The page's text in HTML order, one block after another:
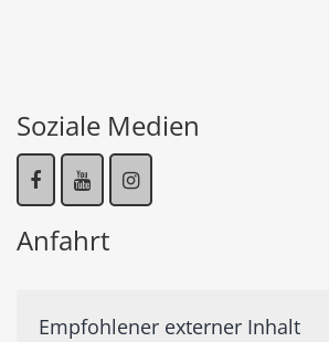
Soziale Medien
Anfahrt
Empfohlener externer Inhalt